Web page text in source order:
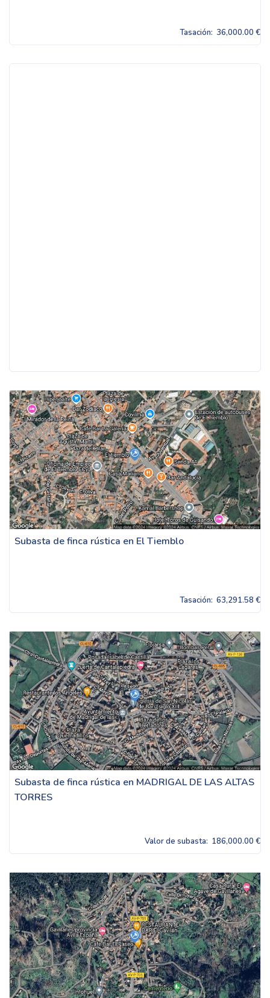
Tasación: 36,000.00 €
Subasta de finca rústica en El Tiemblo
Tasación: 63,291.58 €
Subasta de finca rústica en MADRIGAL DE LAS ALTAS
TORRES
Valor de subasta: 186,000.00 €